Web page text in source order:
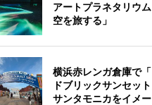
アートプラネタリウ
空を旅する」
横浜赤レンガ倉庫で
ドブリックサンセッ
サンタモニカをイメ